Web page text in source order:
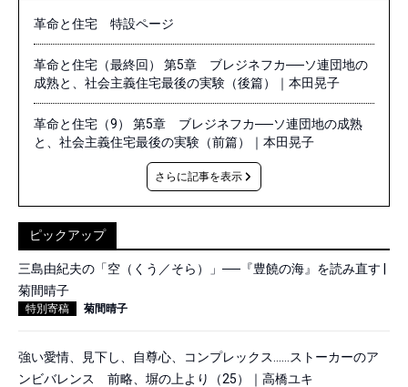
革命と住宅 特設ページ
革命と住宅（最終回） 第5章 ブレジネフカ──ソ連団地の
成熟と、社会主義住宅最後の実験（後篇）｜本田晃子
革命と住宅（9） 第5章 ブレジネフカ──ソ連団地の成熟
と、社会主義住宅最後の実験（前篇）｜本田晃子
さらに記事を表示
ピックアップ
三島由紀夫の「空（くう／そら）」──『豊饒の海』を読み直す |
菊間晴子
特別寄稿 菊間晴子
強い愛情、見下し、自尊心、コンプレックス……ストーカーのア
ンビバレンス 前略、塀の上より（25）｜高橋ユキ